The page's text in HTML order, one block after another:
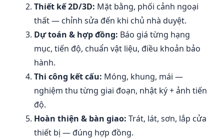
Thiết kế 2D/3D: Mặt bằng, phối cảnh ngoại
thất — chỉnh sửa đến khi chủ nhà duyệt.
Dự toán & hợp đồng: Báo giá từng hạng
mục, tiến độ, chuẩn vật liệu, điều khoản bảo
hành.
Thi công kết cấu: Móng, khung, mái —
nghiệm thu từng giai đoạn, nhật ký + ảnh tiến
độ.
Hoàn thiện & bàn giao: Trát, lát, sơn, lắp cửa
thiết bị — đúng hợp đồng.